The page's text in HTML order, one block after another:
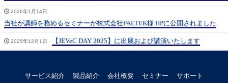
2026年1月14日
当社が講師を務めるセミナーが株式会社PALTEK様 HPに公開されました
2025年12月1日 【JEVeC DAY 2025】に出展および講演いたします
サービス紹介 製品紹介 会社概要 セミナー サポート